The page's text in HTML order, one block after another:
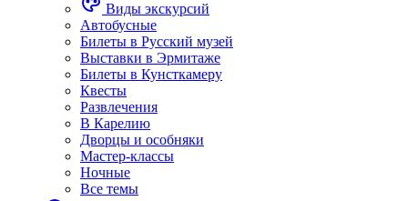
Виды экскурсий
Автобусные
Билеты в Русский музей
Выставки в Эрмитаже
Билеты в Кунсткамеру
Квесты
Развлечения
В Карелию
Дворцы и особняки
Мастер-классы
Ночные
Все темы